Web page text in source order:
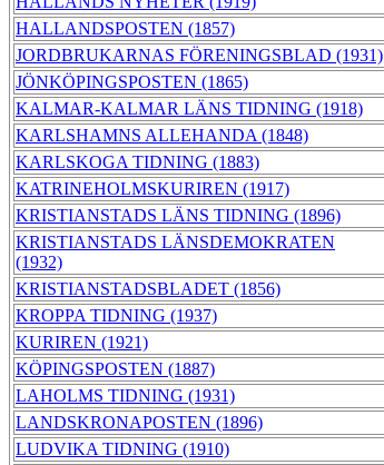
HALLANDSPOSTEN (1857)
JORDBRUKARNAS FÖRENINGSBLAD (1931)
JÖNKÖPINGSPOSTEN (1865)
KALMAR-KALMAR LÄNS TIDNING (1918)
KARLSHAMNS ALLEHANDA (1848)
KARLSKOGA TIDNING (1883)
KATRINEHOLMSKURIREN (1917)
KRISTIANSTADS LÄNS TIDNING (1896)
KRISTIANSTADS LÄNSDEMOKRATEN
(1932)
KRISTIANSTADSBLADET (1856)
KROPPA TIDNING (1937)
KURIREN (1921)
KÖPINGSPOSTEN (1887)
LAHOLMS TIDNING (1931)
LANDSKRONAPOSTEN (1896)
LUDVIKA TIDNING (1910)